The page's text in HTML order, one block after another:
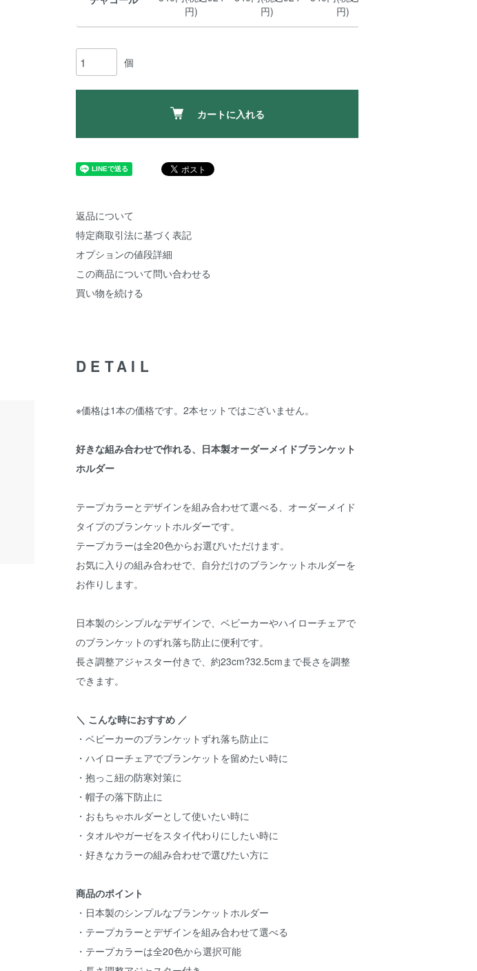
円)
円)
円)
個
カートに入れる
返品について
特定商取引法に基づく表記
オプションの値段詳細
この商品について問い合わせる
買い物を続ける
DETAIL
※価格は1本の価格です。2本セットではございません。
好きな組み合わせで作れる、日本製オーダーメイドブランケット
ホルダー
テープカラーとデザインを組み合わせて選べる、オーダーメイド
タイプのブランケットホルダーです。
テープカラーは全20色からお選びいただけます。
お気に入りの組み合わせで、自分だけのブランケットホルダーを
お作りします。
日本製のシンプルなデザインで、ベビーカーやハイローチェアで
のブランケットのずれ落ち防止に便利です。
長さ調整アジャスター付きで、約23cm?32.5cmまで長さを調整
できます。
＼ こんな時におすすめ ／
・ベビーカーのブランケットずれ落ち防止に
・ハイローチェアでブランケットを留めたい時に
・抱っこ紐の防寒対策に
・帽子の落下防止に
・おもちゃホルダーとして使いたい時に
・タオルやガーゼをスタイ代わりにしたい時に
・好きなカラーの組み合わせで選びたい方に
商品のポイント
・日本製のシンプルなブランケットホルダー
・テープカラーとデザインを組み合わせて選べる
・テープカラーは全20色から選択可能